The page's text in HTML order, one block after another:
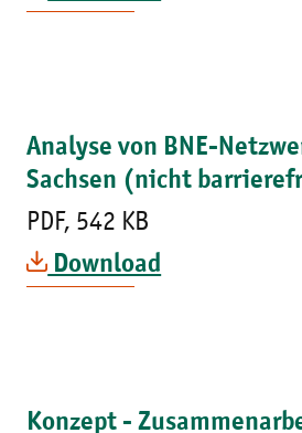
Analyse von BNE-
Sachsen (nicht
PDF, 542 KB
Download
Konzept -